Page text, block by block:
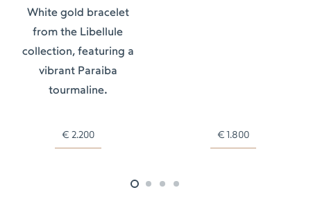
White gold bracelet
from the Libellule
collection, featuring a
vibrant Paraiba
tourmaline.
€ 2.200 € 1.800